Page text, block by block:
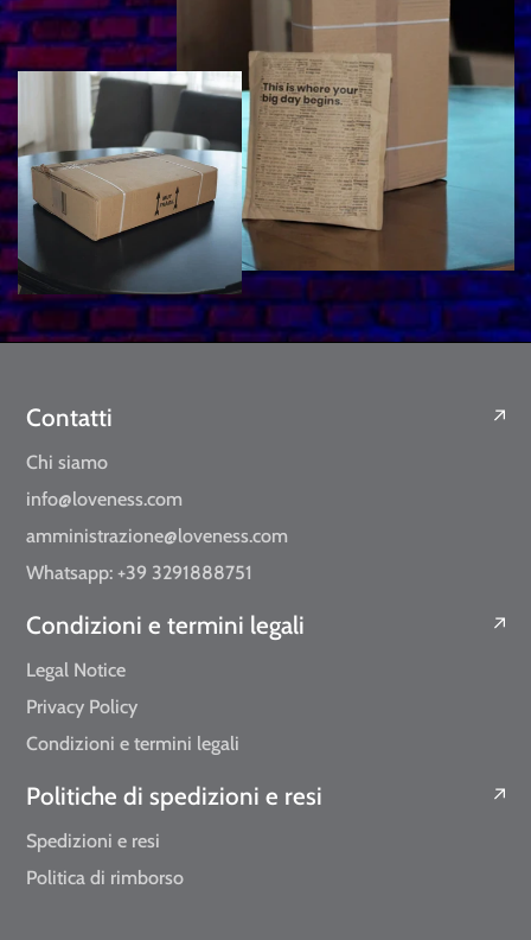
Contatti
Chi siamo
info@loveness.com
amministrazione@loveness.com
Whatsapp: +39 3291888751
Condizioni e termini legali
Legal Notice
Privacy Policy
Condizioni e termini legali
Politiche di spedizioni e resi
Spedizioni e resi
Politica di rimborso